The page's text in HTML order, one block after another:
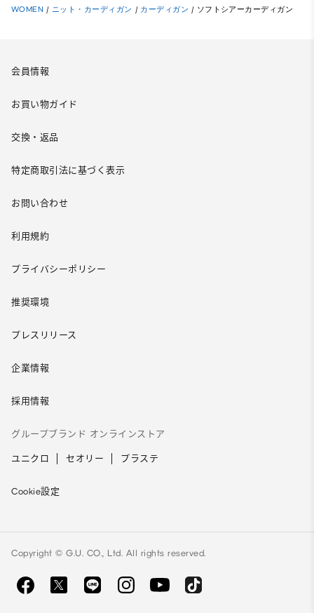
WOMEN / ニット・カーディガン / カーディガン / ソフトシアーカーディガン
会員情報
お買い物ガイド
交換・返品
特定商取引法に基づく表示
お問い合わせ
利用規約
プライバシーポリシー
推奨環境
プレスリリース
企業情報
採用情報
グループブランド オンラインストア
ユニクロ セオリー プラステ
Cookie設定
Copyright © G.U. CO., Ltd. All rights reserved.